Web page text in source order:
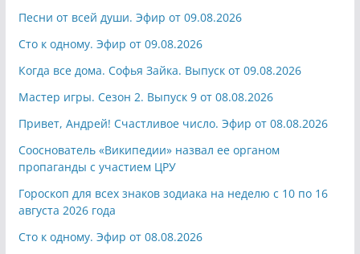
Песни от всей души. Эфир от 09.08.2026
Сто к одному. Эфир от 09.08.2026
Когда все дома. Софья Зайка. Выпуск от 09.08.2026
Мастер игры. Сезон 2. Выпуск 9 от 08.08.2026
Привет, Андрей! Счастливое число. Эфир от 08.08.2026
Сооснователь «Википедии» назвал ее органом
пропаганды с участием ЦРУ
Гороскоп для всех знаков зодиака на неделю с 10 по 16
августа 2026 года
Сто к одному. Эфир от 08.08.2026